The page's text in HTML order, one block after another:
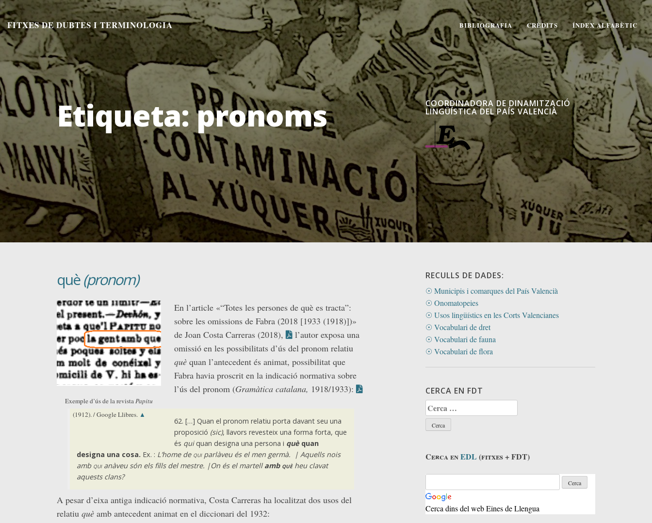
Aneu
al
contingut
FITXES DE DUBTES I TERMINOLOGIA BIBLIOGRAFIA CRÈDITS ÍNDEX ALFABÈTIC
Etiqueta:pronoms COORDINADORA DE DINAMITZACIÓ
LINGÜÍSTICA DEL PAÍS VALENCIÀ
què(pronom)
Exemple d’ús de la revista Papitu
(1912). / Google Llibres. ▲
En l’article «“Totes les persones de què es tracta”:
sobre les omissions de Fabra (2018 [1933 (1918)])»
de Joan Costa Carreras (2018),
l’autor exposa una
omissió en les possibilitats d’ús del pronom relatiu
què quan l’antecedent és animat, possibilitat que
Fabra havia proscrit en la indicació normativa sobre
l’ús del pronom (Gramàtica catalana, 1918/1933):
62. […] Quan el pronom relatiu porta davant seu una
proposició (sic), llavors revesteix una forma forta, que
és quiquan designa una persona i què quan
designa una cosa. Ex. : L’home de quiparlàveu és el men germà. | Aquells nois
amb quianàveu són els fills del mestre. |On és el martell amb quèheu clavat
aquests clans?
A pesar d’eixa antiga indicació normativa, Costa Carreras ha localitzat dos usos del
relatiu què amb antecedent animat en el diccionari del 1932:
RECULLS DE DADES:
☉ Municipis i comarques del País Valencià
☉ Onomatopeies
☉ Usos lingüístics en les Corts Valencianes
☉ Vocabulari de dret
☉ Vocabulari de fauna
☉ Vocabulari de flora
CERCA EN FDT
Cerca:
Cerca enEDL (fitxes + FDT)
Cerca dins del web Eines de Llengua